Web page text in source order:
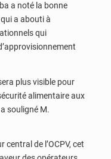
a noté la bonne
a abouti à
qui
plus visible pour
alimentaire aux
souligné M.
de l’OCPV, cet